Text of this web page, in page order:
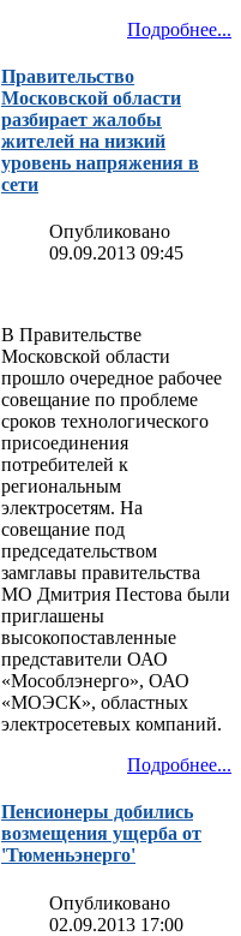
Подробнее...
Правительство
Московской области
разбирает жалобы
жителей на низкий
уровень напряжения в
сети
Опубликовано
09.09.2013 09:45
В Правительстве
Московской области
прошло очередное рабочее
совещание по проблеме
сроков технологического
присоединения
потребителей к
региональным
электросетям. На
совещание под
председательством
замглавы правительства
МО Дмитрия Пестова были
приглашены
высокопоставленные
представители ОАО
«Мособлэнерго», ОАО
«МОЭСК», областных
электросетевых компаний.
Подробнее...
Пенсионеры добились
возмещения ущерба от
'Тюменьэнерго'
Опубликовано
02.09.2013 17:00